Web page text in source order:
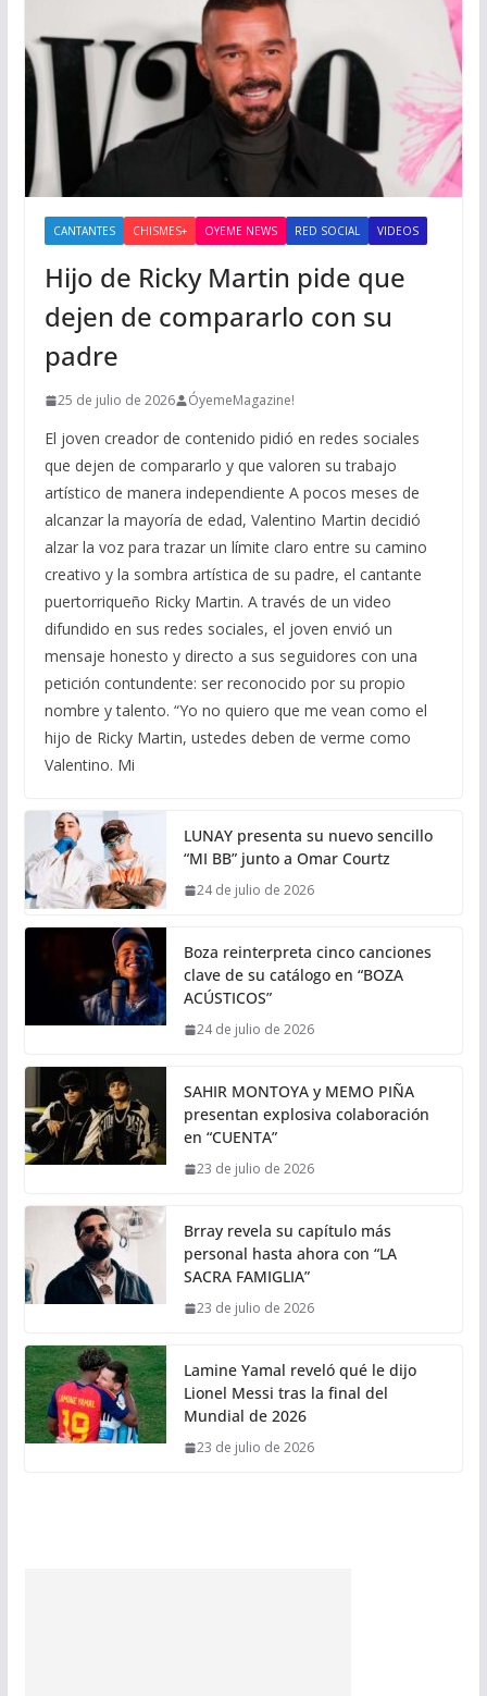
CANTANTES CHISMES+ OYEME NEWS RED SOCIAL VIDEOS
Hijo de Ricky Martin pide que
dejen de compararlo con su
padre
25 de julio de 2026 ÓyemeMagazine!
El joven creador de contenido pidió en redes sociales
que dejen de compararlo y que valoren su trabajo
artístico de manera independiente A pocos meses de
alcanzar la mayoría de edad, Valentino Martin decidió
alzar la voz para trazar un límite claro entre su camino
creativo y la sombra artística de su padre, el cantante
puertorriqueño Ricky Martin. A través de un video
difundido en sus redes sociales, el joven envió un
mensaje honesto y directo a sus seguidores con una
petición contundente: ser reconocido por su propio
nombre y talento. “Yo no quiero que me vean como el
hijo de Ricky Martin, ustedes deben de verme como
Valentino. Mi
LUNAY presenta su nuevo sencillo
“MI BB” junto a Omar Courtz
24 de julio de 2026
Boza reinterpreta cinco canciones
clave de su catálogo en “BOZA
ACÚSTICOS”
24 de julio de 2026
SAHIR MONTOYA y MEMO PIÑA
presentan explosiva colaboración
en “CUENTA”
23 de julio de 2026
Brray revela su capítulo más
personal hasta ahora con “LA
SACRA FAMIGLIA”
23 de julio de 2026
Lamine Yamal reveló qué le dijo
Lionel Messi tras la final del
Mundial de 2026
23 de julio de 2026